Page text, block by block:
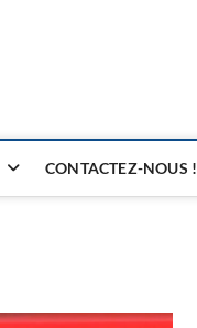
CONTACTEZ-NOUS !